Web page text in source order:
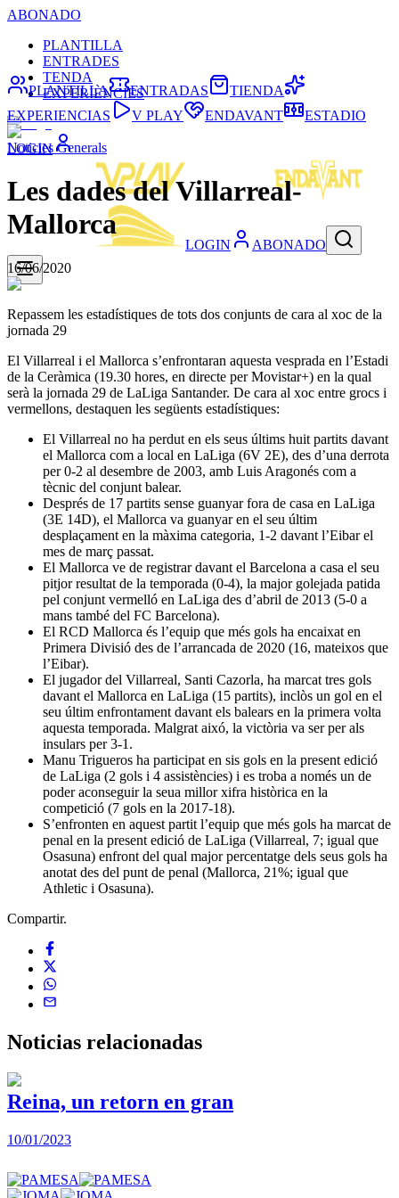
ABONADO
PLANTILLA
ENTRADES
TENDA
EXPERIÈNCIES
LOGIN
LOGIN ABONADO
PLANTILLA ENTRADAS
TIENDA
EXPERIENCIAS
V PLAY ENDAVANT ESTADIO
Noticies Generals
Les dades del Villarreal-
Mallorca
16/06/2020
Repassem les estadístiques de tots dos conjunts de cara al xoc de la
jornada 29
El Villarreal i el Mallorca s’enfrontaran aquesta vesprada en l’Estadi
de la Ceràmica (19.30 hores, en directe per Movistar+) en la qual
serà la jornada 29 de LaLiga Santander. De cara al xoc entre grocs i
vermellons, destaquen les següents estadístiques:
El Villarreal no ha perdut en els seus últims huit partits davant
el Mallorca com a local en LaLiga (6V 2E), des d’una derrota
per 0-2 al desembre de 2003, amb Luis Aragonés com a
tècnic del conjunt balear.
Després de 17 partits sense guanyar fora de casa en LaLiga
(3E 14D), el Mallorca va guanyar en el seu últim
desplaçament en la màxima categoria, 1-2 davant l’Eibar el
mes de març passat.
El Mallorca ve de registrar davant el Barcelona a casa el seu
pitjor resultat de la temporada (0-4), la major golejada patida
pel conjunt vermelló en LaLiga des d’abril de 2013 (5-0 a
mans també del FC Barcelona).
El RCD Mallorca és l’equip que més gols ha encaixat en
Primera Divisió des de l’arrancada de 2020 (16, mateixos que
l’Eibar).
El jugador del Villarreal, Santi Cazorla, ha marcat tres gols
davant el Mallorca en LaLiga (15 partits), inclòs un gol en el
seu últim enfrontament davant els balears en la primera volta
aquesta temporada. Malgrat aixó, la victòria va ser per als
insulars per 3-1.
Manu Trigueros ha participat en sis gols en la present edició
de LaLiga (2 gols i 4 assistències) i es troba a només un de
poder aconseguir la seua millor xifra històrica en la
competició (7 gols en la 2017-18).
S’enfronten en aquest partit l’equip que més gols ha marcat de
penal en la present edició de LaLiga (Villarreal, 7; igual que
Osasuna) enfront del qual major percentatge dels seus gols ha
anotat des del punt de penal (Mallorca, 21%; igual que
Athletic i Osasuna).
Compartir.
Noticias relacionadas
Reina, un retorn en gran
10/01/2023